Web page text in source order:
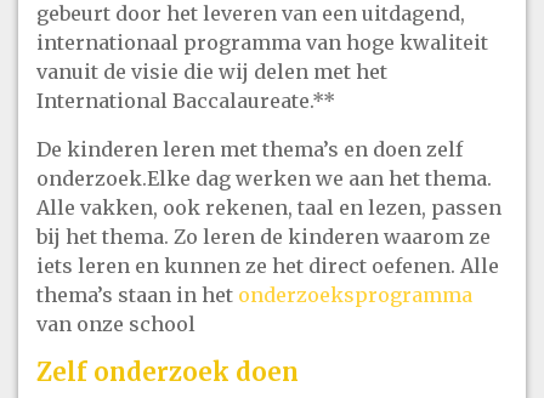
gebeurt door het leveren van een uitdagend,
internationaal programma van hoge kwaliteit
vanuit de visie die wij delen met het
International Baccalaureate.**
De kinderen leren met thema’s en doen zelf
onderzoek.Elke dag werken we aan het thema.
Alle vakken, ook rekenen, taal en lezen, passen
bij het thema. Zo leren de kinderen waarom ze
iets leren en kunnen ze het direct oefenen. Alle
thema’s staan in het onderzoeksprogramma
van onze school
Zelf onderzoek doen